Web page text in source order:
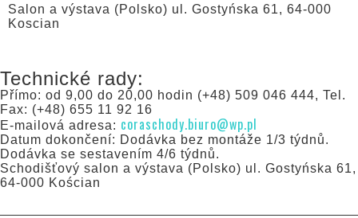
Salon a výstava (Polsko) ul. Gostyńska 61, 64-000
Koscian
Technické rady:
Přímo: od 9,00 do 20,00 hodin (+48) 509 046 444, Tel.
Fax: (+48) 655 11 92 16
E-mailová adresa: coraschody.biuro@wp.pl
Datum dokončení: Dodávka bez montáže 1/3 týdnů.
Dodávka se sestavením 4/6 týdnů.
Schodišťový salon a výstava (Polsko) ul. Gostyńska 61,
64-000 Kościan